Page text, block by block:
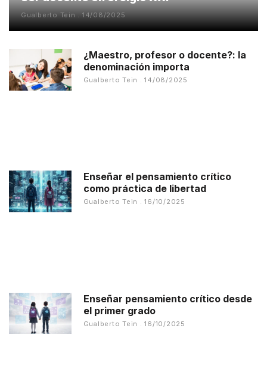
Gualberto Tein 14/08/2025
¿Maestro, profesor o docente?: la
denominación importa
Gualberto Tein 14/08/2025
Enseñar el pensamiento crítico
como práctica de libertad
Gualberto Tein 16/10/2025
Enseñar pensamiento crítico desde
el primer grado
Gualberto Tein 16/10/2025